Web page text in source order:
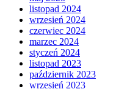
listopad 2024
wrzesień 2024
czerwiec 2024
marzec 2024
styczeń 2024
listopad 2023
październik 2023
wrzesień 2023